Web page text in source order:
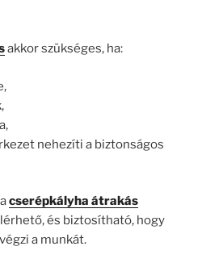
akkor szükséges, ha:
nehezíti a biztonságos
cserépkályha átrakás
és biztosítható, hogy
a munkát.